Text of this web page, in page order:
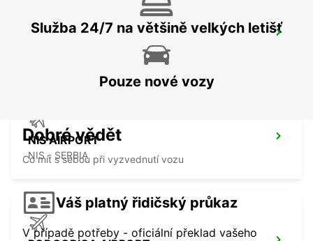
SKOPJE INTERNATIONAL AIRPORT
NIS AIRPORT
NIS - SERBIA
Služba 24/7 na většině velkých letišť
Pouze nové vozy
Dobré vědět
Co mít s sebou při vyzvednutí vozu
Váš platný řidičský průkaz
V případě potřeby - oficiální překlad vašeho